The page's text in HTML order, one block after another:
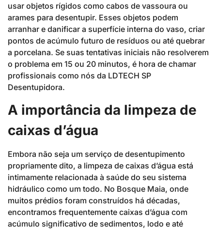
usar objetos rígidos como cabos de vassoura ou
arames para desentupir. Esses objetos podem
arranhar e danificar a superfície interna do vaso, criar
pontos de acúmulo futuro de resíduos ou até quebrar
a porcelana. Se suas tentativas iniciais não resolverem
o problema em 15 ou 20 minutos, é hora de chamar
profissionais como nós da LDTECH SP
Desentupidora.
A importância da limpeza de
caixas d’água
Embora não seja um serviço de desentupimento
propriamente dito, a limpeza de caixas d’água está
intimamente relacionada à saúde do seu sistema
hidráulico como um todo. No Bosque Maia, onde
muitos prédios foram construídos há décadas,
encontramos frequentemente caixas d’água com
acúmulo significativo de sedimentos, lodo e até